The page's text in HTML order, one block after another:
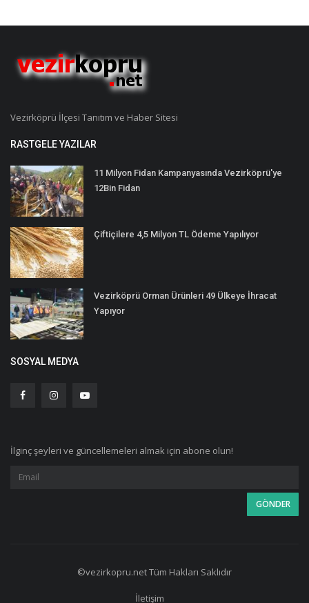
Vezirköprü İlçesi Tanıtım ve Haber Sitesi
RASTGELE YAZILAR
11 Milyon Fidan Kampanyasında Vezirköprü'ye
12Bin Fidan
Çiftiçilere 4,5 Milyon TL Ödeme Yapılıyor
Vezirköprü Orman Ürünleri 49 Ülkeye İhracat
Yapıyor
SOSYAL MEDYA
İlginç şeyleri ve güncellemeleri almak için abone olun!
©vezirkopru.net Tüm Hakları Saklıdır
İletişim